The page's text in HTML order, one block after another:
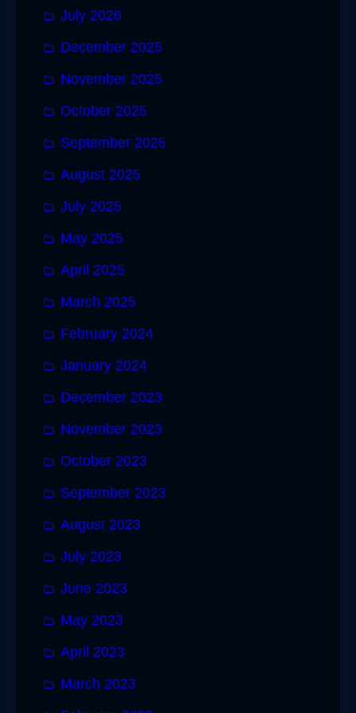
July 2026
December 2025
November 2025
October 2025
September 2025
August 2025
July 2025
May 2025
April 2025
March 2025
February 2024
January 2024
December 2023
November 2023
October 2023
September 2023
August 2023
July 2023
June 2023
May 2023
April 2023
March 2023